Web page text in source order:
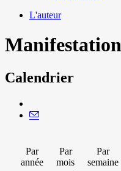
L'auteur
Calendrier
Par
année
Par
mois
Par
semaine